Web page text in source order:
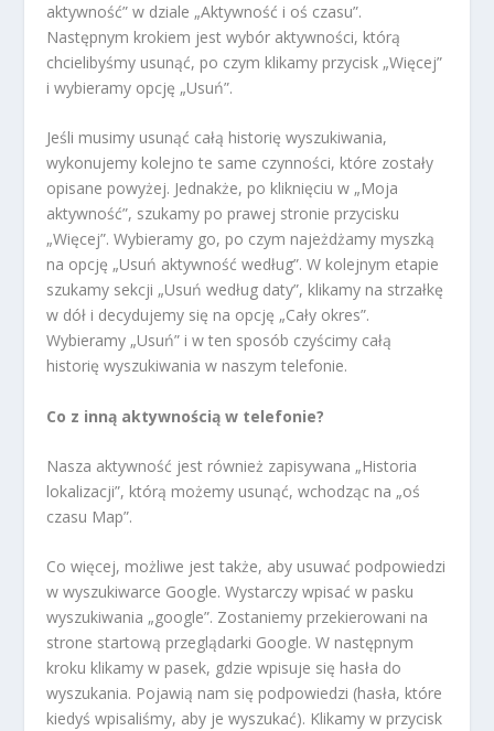
aktywność” w dziale „Aktywność i oś czasu”.
Następnym krokiem jest wybór aktywności, którą
chcielibyśmy usunąć, po czym klikamy przycisk „Więcej”
i wybieramy opcję „Usuń”.
Jeśli musimy usunąć całą historię wyszukiwania,
wykonujemy kolejno te same czynności, które zostały
opisane powyżej. Jednakże, po kliknięciu w „Moja
aktywność”, szukamy po prawej stronie przycisku
„Więcej”. Wybieramy go, po czym najeżdżamy myszką
na opcję „Usuń aktywność według”. W kolejnym etapie
szukamy sekcji „Usuń według daty”, klikamy na strzałkę
w dół i decydujemy się na opcję „Cały okres”.
Wybieramy „Usuń” i w ten sposób czyścimy całą
historię wyszukiwania w naszym telefonie.
Co z inną aktywnością w telefonie?
Nasza aktywność jest również zapisywana „Historia
lokalizacji”, którą możemy usunąć, wchodząc na „oś
czasu Map”.
Co więcej, możliwe jest także, aby usuwać podpowiedzi
w wyszukiwarce Google. Wystarczy wpisać w pasku
wyszukiwania „google”. Zostaniemy przekierowani na
strone startową przeglądarki Google. W następnym
kroku klikamy w pasek, gdzie wpisuje się hasła do
wyszukania. Pojawią nam się podpowiedzi (hasła, które
kiedyś wpisaliśmy, aby je wyszukać). Klikamy w przycisk